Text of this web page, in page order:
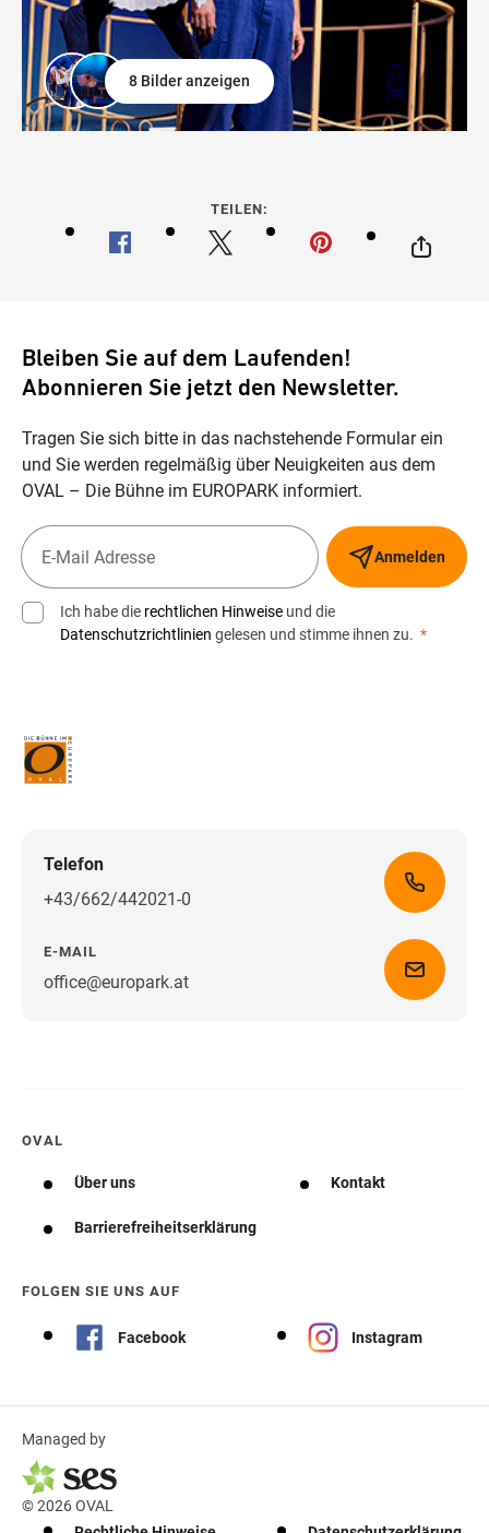
8 Bilder anzeigen
TEILEN:
Bleiben Sie auf dem Laufenden!
Abonnieren Sie jetzt den Newsletter.
Tragen Sie sich bitte in das nachstehende Formular ein
und Sie werden regelmäßig über Neuigkeiten aus dem
OVAL – Die Bühne im EUROPARK informiert.
Anmelden
Ich habe die rechtlichen Hinweise und die
Datenschutzrichtlinien gelesen und stimme ihnen zu. *
Telefon
+43/662/442021-0
E-MAIL
office@europark.atWegbeschreibung erhalten
OVAL
Über uns Kontakt
Barrierefreiheitserklärung
FOLGEN SIE UNS AUF
Facebook Instagram
Managed by
© 2026 OVAL